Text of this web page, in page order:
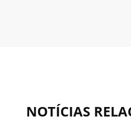
NOTÍCIAS